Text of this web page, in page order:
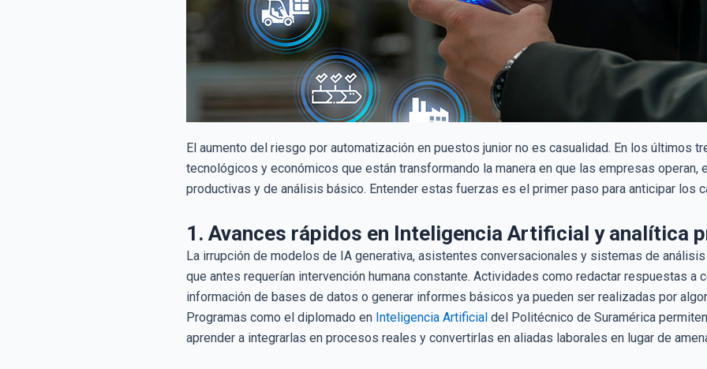
El aumento del riesgo por automatización en puestos junior no es casualidad. En los últimos
tecnológicos y económicos que están transformando la manera en que las empresas operan,
productivas y de análisis básico. Entender estas fuerzas es el primer paso para anticipar los
1. Avances rápidos en Inteligencia Artificial y analítica
La irrupción de modelos de IA generativa, asistentes conversacionales y sistemas de
que antes requerían intervención humana constante. Actividades como redactar respuestas a
información de bases de datos o generar informes básicos ya pueden ser realizadas por
Programas como el diplomado en Inteligencia Artificial del Politécnico de Suramérica
aprender a integrarlas en procesos reales y convertirlas en aliadas laborales en lugar de